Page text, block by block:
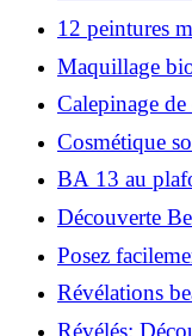
pour moins de
12 peintures
Découvrez les
Maquillage
s'équiper pour
Calepinage
astuces
Cosmétique
beauté pour
BA 13 au
coller ?
Découverte
Glamour !
Posez
Transformez
Révélations
Révélés: